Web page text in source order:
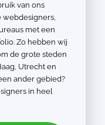
van ons
webdesigners,
met een
Zo hebben wij
de grote steden
Utrecht en
ander gebied?
in heel